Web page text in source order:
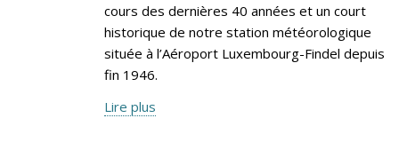
cours des dernières 40 années et un court
historique de notre station météorologique
située à l’Aéroport Luxembourg-Findel depuis
fin 1946.
Lire plus